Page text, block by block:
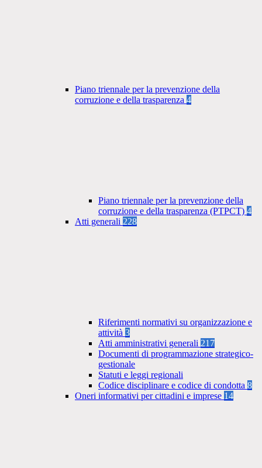
Piano triennale per la prevenzione della
corruzione e della trasparenza 4
Piano triennale per la prevenzione della
corruzione e della trasparenza (PTPCT) 4
Atti generali 228
Riferimenti normativi su organizzazione e
attività 3
Atti amministrativi generali 217
Documenti di programmazione strategico-
gestionale
Statuti e leggi regionali
Codice disciplinare e codice di condotta 8
Oneri informativi per cittadini e imprese 14